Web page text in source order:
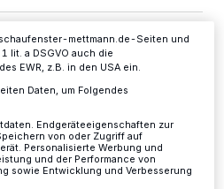
André Bär
Jeans und mit exakt
Treffpunkt:
ein Ort in
Datenschutzerklärung.
mettmann.de-Seiten und
lit. a DSGVO auch die
EWR, z.B. in den USA ein.
Daten, um Folgendes
Endgeräteeigenschaften zur
von oder Zugriff auf
Personalisierte Werbung und
und der Performance von
sowie Entwicklung und Verbesserung